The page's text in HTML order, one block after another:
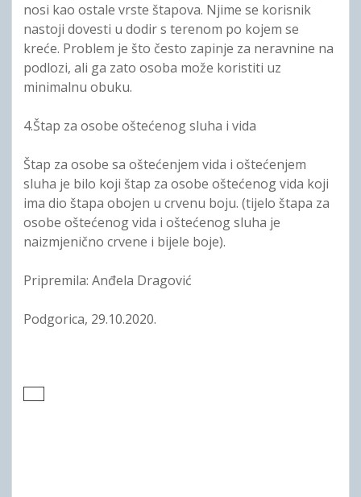
nosi kao ostale vrste štapova. Njime se korisnik
nastoji dovesti u dodir s terenom po kojem se
kreće. Problem je što često zapinje za neravnine na
podlozi, ali ga zato osoba može koristiti uz
minimalnu obuku.
4.Štap za osobe oštećenog sluha i vida
Štap za osobe sa oštećenjem vida i oštećenjem
sluha je bilo koji štap za osobe oštećenog vida koji
ima dio štapa obojen u crvenu boju. (tijelo štapa za
osobe oštećenog vida i oštećenog sluha je
naizmjenično crvene i bijele boje).
Pripremila: Anđela Dragović
Podgorica, 29.10.2020.